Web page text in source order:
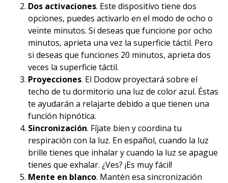
Dos activaciones. Este dispositivo tiene dos
opciones, puedes activarlo en el modo de ocho o
veinte minutos. Si deseas que funcione por ocho
minutos, aprieta una vez la superficie táctil. Pero
si deseas que funciones 20 minutos, aprieta dos
veces la superficie táctil.
Proyecciones. El Dodow proyectará sobre el
techo de tu dormitorio una luz de color azul. Éstas
te ayudarán a relajarte debido a que tienen una
función hipnótica.
Sincronización. Fíjate bien y coordina tu
respiración con la luz. En español, cuando la luz
brille tienes que inhalar y cuando la luz se apague
tienes que exhalar. ¿Ves? ¡Es muy fácil!
Mente en blanco. Mantén esa sincronización